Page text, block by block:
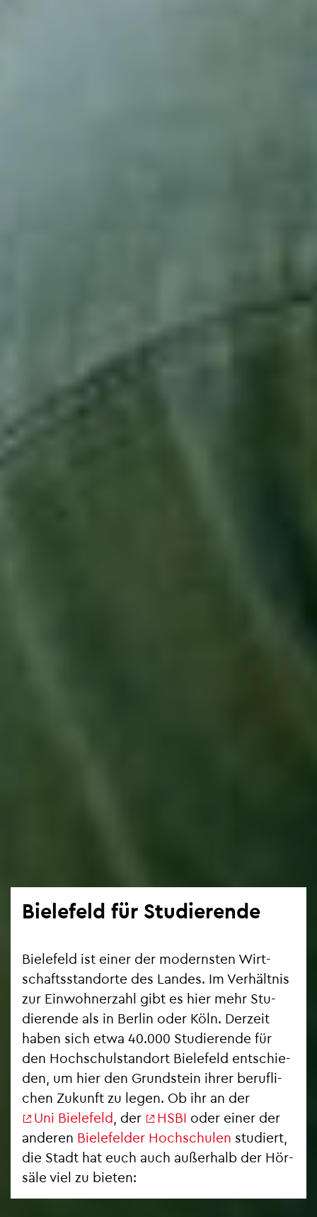
Bie­le­feld für Stu­die­ren­de
Bie­le­feld ist einer der mo­derns­ten Wirt­
schafts­stand­or­te des Lan­des. Im Ver­hält­nis
zur Ein­woh­ner­zahl gibt es hier mehr Stu­
die­ren­de als in Ber­lin oder Köln. Der­zeit
haben sich etwa 40.000 Stu­die­ren­de für
den Hoch­schul­stand­ort Bie­le­feld ent­schie­
den, um hier den Grund­stein ihrer be­ruf­li­
chen Zu­kunft zu legen. Ob ihr an der
Uni Bie­le­feld , der HSBI oder einer der
an­de­ren Bie­le­fel­der Hoch­schu­len stu­diert,
die Stadt hat euch auch au­ßer­halb der Hör­
sä­le viel zu bie­ten: